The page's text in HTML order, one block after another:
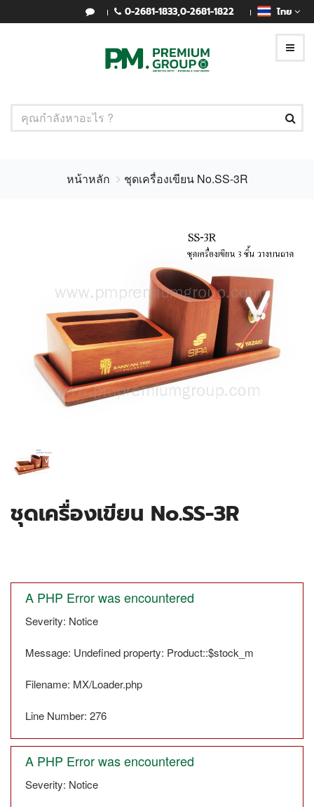
0-2681-1833,0-2681-1822 ไทย
หน้าหลัก ชุดเครื่องเขียน No.SS-3R
ชุดเครื่องเขียน No.SS-3R
A PHP Error was encountered
Severity: Notice
Message: Undefined property: Product::$stock_m
Filename: MX/Loader.php
Line Number: 276
A PHP Error was encountered
Severity: Notice